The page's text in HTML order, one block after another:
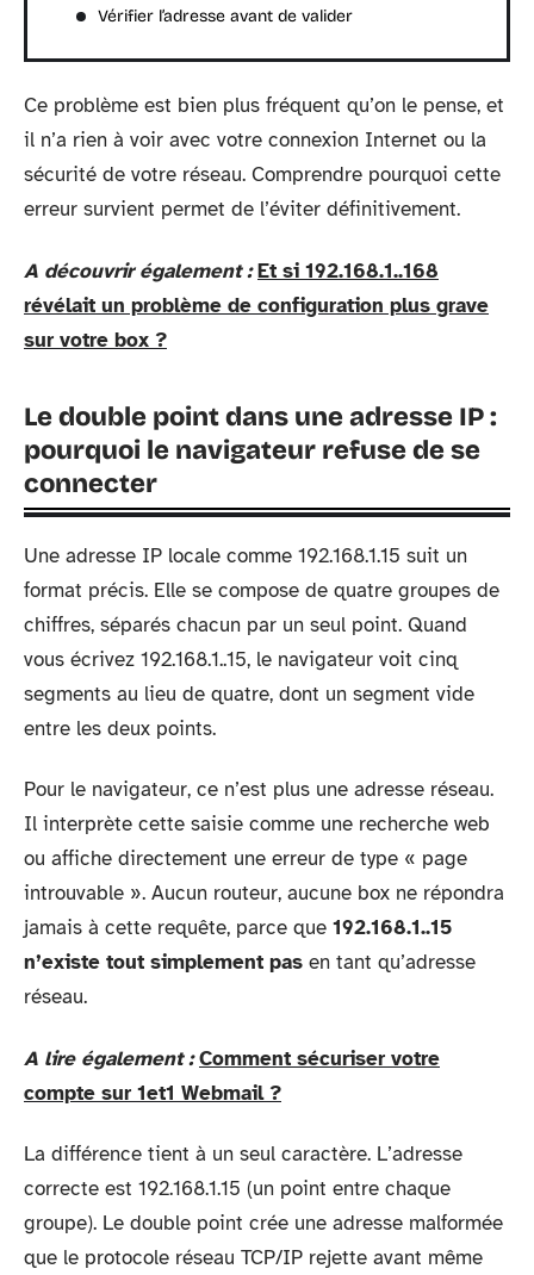
Vérifier l’adresse avant de valider
Ce problème est bien plus fréquent qu’on le pense, et
il n’a rien à voir avec votre connexion Internet ou la
sécurité de votre réseau. Comprendre pourquoi cette
erreur survient permet de l’éviter définitivement.
A découvrir également : Et si 192.168.1..168
révélait un problème de configuration plus grave
sur votre box ?
Le double point dans une adresse IP :
pourquoi le navigateur refuse de se
connecter
Une adresse IP locale comme 192.168.1.15 suit un
format précis. Elle se compose de quatre groupes de
chiffres, séparés chacun par un seul point. Quand
vous écrivez 192.168.1..15, le navigateur voit cinq
segments au lieu de quatre, dont un segment vide
entre les deux points.
Pour le navigateur, ce n’est plus une adresse réseau.
Il interprète cette saisie comme une recherche web
ou affiche directement une erreur de type « page
introuvable ». Aucun routeur, aucune box ne répondra
jamais à cette requête, parce que 192.168.1..15
n’existe tout simplement pas en tant qu’adresse
réseau.
A lire également : Comment sécuriser votre
compte sur 1et1 Webmail ?
La différence tient à un seul caractère. L’adresse
correcte est 192.168.1.15 (un point entre chaque
groupe). Le double point crée une adresse malformée
que le protocole réseau TCP/IP rejette avant même